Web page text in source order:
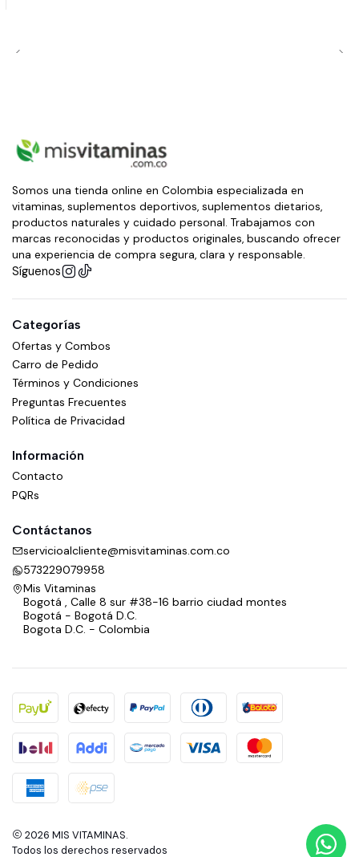
Somos una tienda online en Colombia especializada en
vitaminas, suplementos deportivos, suplementos dietarios,
productos naturales y cuidado personal. Trabajamos con
marcas reconocidas y productos originales, buscando ofrecer
una experiencia de compra segura, clara y responsable.
Síguenos
Categorías
Ofertas y Combos
Carro de Pedido
Términos y Condiciones
Preguntas Frecuentes
Política de Privacidad
Información
Contacto
PQRs
Contáctanos
servicioalcliente@misvitaminas.com.co
573229079958
Mis Vitaminas
Bogotá , Calle 8 sur #38-16 barrio ciudad montes
Bogotá - Bogotá D.C.
Bogota D.C. - Colombia
2026 MIS VITAMINAS.
Todos los derechos reservados